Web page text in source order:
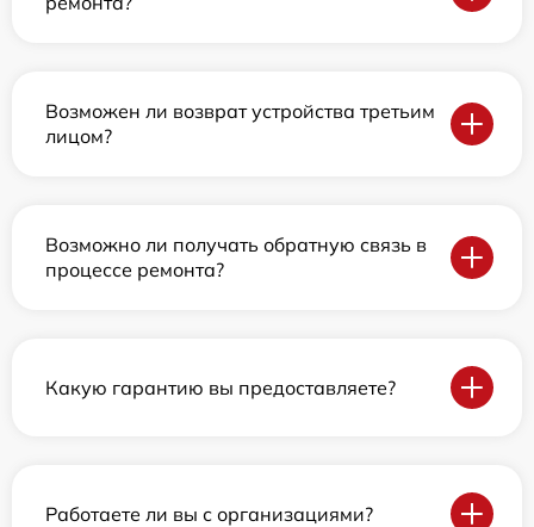
Возможен ли возврат устройства третьим
лицом?
Возможно ли получать обратную связь в
процессе ремонта?
Какую гарантию вы предоставляете?
Работаете ли вы с организациями?